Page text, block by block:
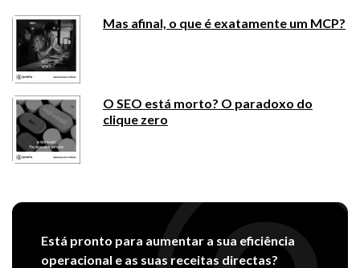
Mas afinal, o que é exatamente um MCP?
O SEO está morto? O paradoxo do
clique zero
Está pronto para aumentar a sua eficiência
operacional e as suas receitas directas?